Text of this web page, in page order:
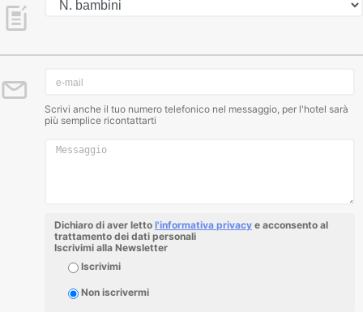
Scrivi anche il tuo numero telefonico nel messaggio, per l'hotel sarà
più semplice ricontattarti
Dichiaro di aver letto l'informativa privacy e acconsento al
trattamento dei dati personali
Iscrivimi alla Newsletter
Iscrivimi
Non iscrivermi